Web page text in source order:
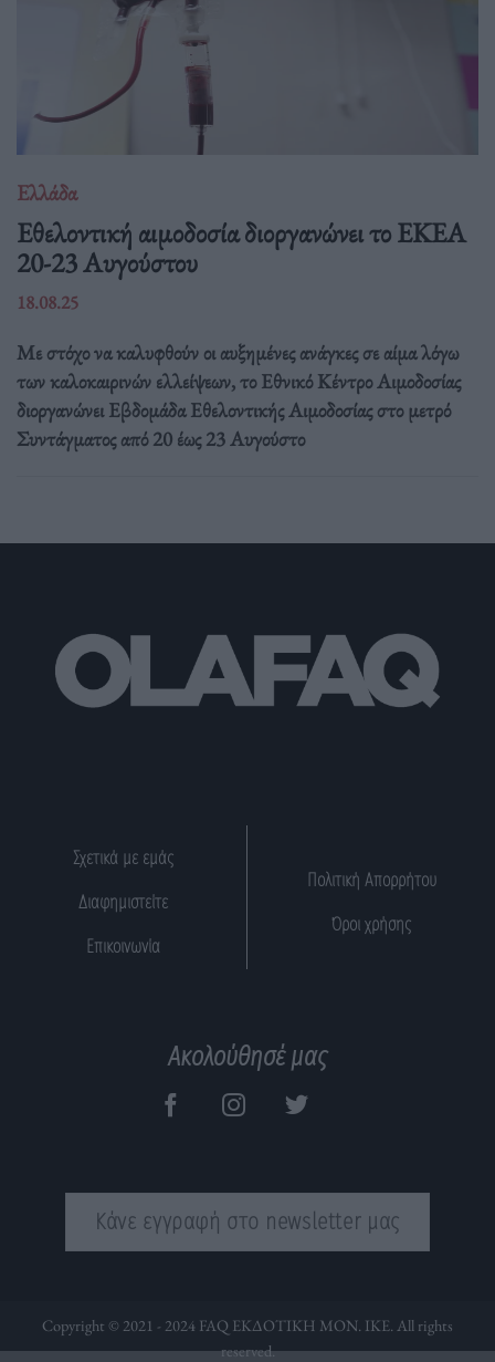
Ελλάδα
Eθελοντική αιμοδοσία διοργανώνει το ΕΚΕΑ
20-23 Αυγούστου
18.08.25
Με στόχο να καλυφθούν οι αυξημένες ανάγκες σε αίμα λόγω
των καλοκαιρινών ελλείψεων, το Εθνικό Κέντρο Αιμοδοσίας
διοργανώνει Εβδομάδα Εθελοντικής Αιμοδοσίας στο μετρό
Συντάγματος από 20 έως 23 Αυγούστο
Σχετικά με εμάς
Διαφημιστείτε
Επικοινωνία
Πολιτική Απορρήτου
Όροι χρήσης
Ακολούθησέ μας
Κάνε εγγραφή στο newsletter μας
Copyright © 2021 - 2024 FAQ ΕΚΔΟΤΙΚΗ ΜΟΝ. ΙΚΕ. All rights
reserved.